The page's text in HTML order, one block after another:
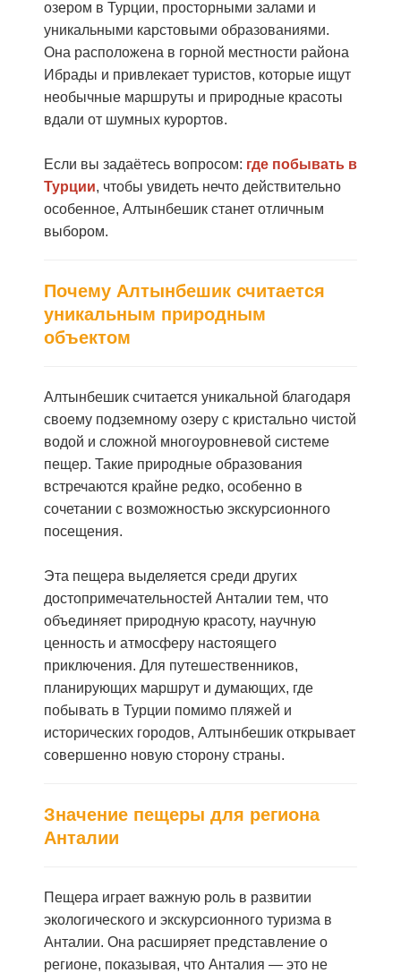
озером в Турции, просторными залами и
уникальными карстовыми образованиями.
Она расположена в горной местности района
Ибрады и привлекает туристов, которые ищут
необычные маршруты и природные красоты
вдали от шумных курортов.
Если вы задаётесь вопросом: где побывать в
Турции, чтобы увидеть нечто действительно
особенное, Алтынбешик станет отличным
выбором.
Почему Алтынбешик считается
уникальным природным
объектом
Алтынбешик считается уникальной благодаря
своему подземному озеру с кристально чистой
водой и сложной многоуровневой системе
пещер. Такие природные образования
встречаются крайне редко, особенно в
сочетании с возможностью экскурсионного
посещения.
Эта пещера выделяется среди других
достопримечательностей Анталии тем, что
объединяет природную красоту, научную
ценность и атмосферу настоящего
приключения. Для путешественников,
планирующих маршрут и думающих, где
побывать в Турции помимо пляжей и
исторических городов, Алтынбешик открывает
совершенно новую сторону страны.
Значение пещеры для региона
Анталии
Пещера играет важную роль в развитии
экологического и экскурсионного туризма в
Анталии. Она расширяет представление о
регионе, показывая, что Анталия — это не